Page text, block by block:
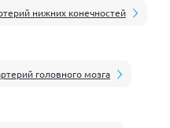
нижних конечностей
головного мозга